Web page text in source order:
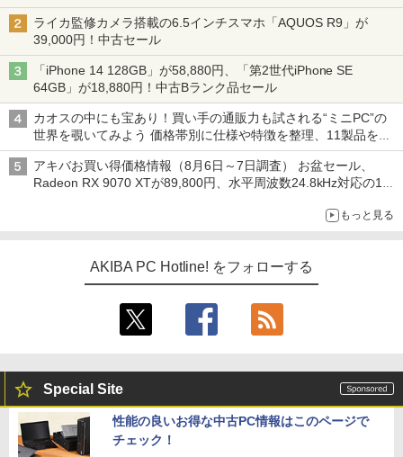
ライカ監修カメラ搭載の6.5インチスマホ「AQUOS R9」が
39,000円！中古セール
「iPhone 14 128GB」が58,880円、「第2世代iPhone SE
64GB」が18,880円！中古Bランク品セール
カオスの中にも宝あり！買い手の通販力も試される“ミニPC”の
世界を覗いてみよう 価格帯別に仕様や特徴を整理、11製品をピ
ックアップ text by 石川 ひさよし
アキバお買い得価格情報（8月6日～7日調査） お盆セール、
Radeon RX 9070 XTが89,800円、水平周波数24.8kHz対応の17
もっと見る
AKIBA PC Hotline! をフォローする
Special Site
性能の良いお得な中古PC情報はこのページで
チェック！